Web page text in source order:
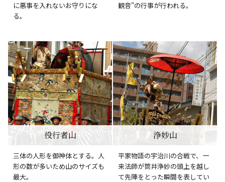
に悪事を入れないお守りにな
る。
観音"の行事が行われる。
役行者山
三体の人形を御神体とする。人
形の数が多いため山のサイズも
最大。
浄妙山
平家物語の宇治川の合戦で、一
来法師が筒井浄妙の頭上を越し
て先陣をとった瞬間を表してい